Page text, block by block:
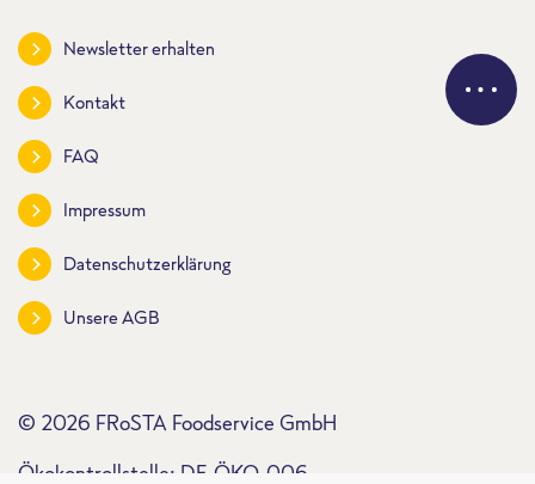
Newsletter erhalten
Kontakt
FAQ
Impressum
Datenschutzerklärung
Unsere AGB
© 2026 FRoSTA Foodservice GmbH
Ökokontrollstelle: DE-ÖKO-006